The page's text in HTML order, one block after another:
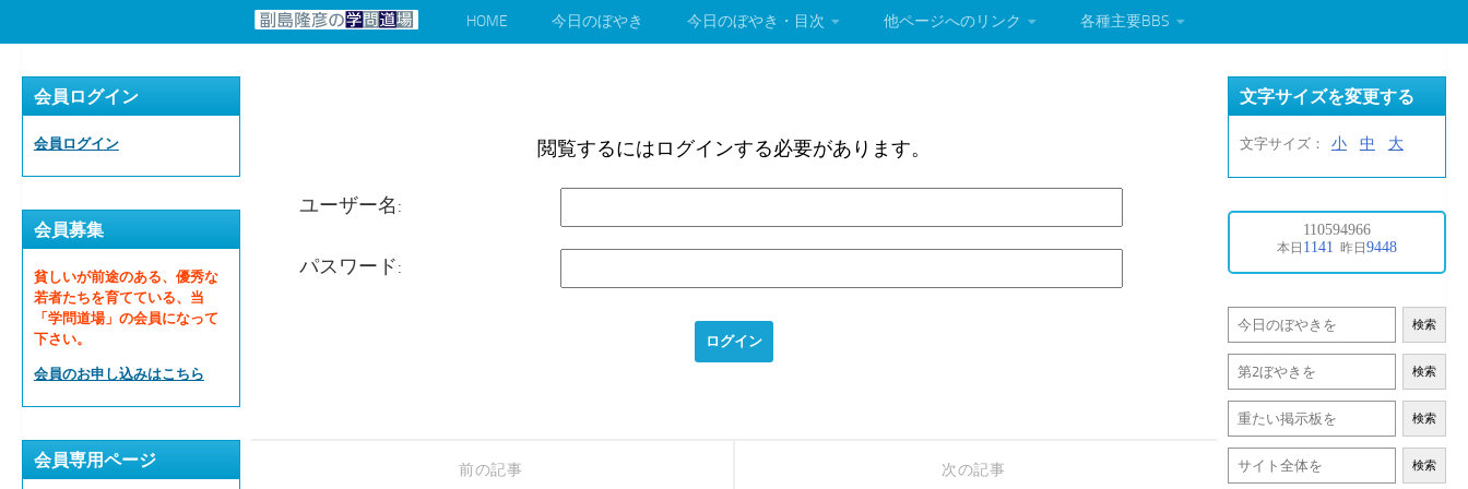
HOME 今日のぼやき 今日のぼやき・目次 他ページへのリンク 各種主要BBS
閲覧するにはログインする必要があります。
ユーザー名:
パスワード:
次の記事
前の記事
会員ログイン
会員ログイン
会員募集
貧しいが前途のある、優秀な
若者たちを育てている、当
「学問道場」の会員になって
下さい。
会員のお申し込みはこちら
会員専用ページ
文字サイズを変更する
文字サイズ： 小 中 大
検索
検索
検索
検索